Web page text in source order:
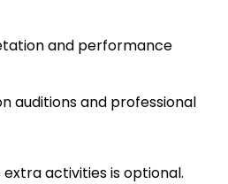
and performance
auditions and professional
activities is optional.